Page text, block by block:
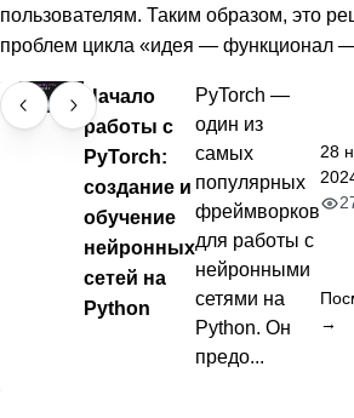
пользователям. Таким образом, это
проблем цикла «идея — функционал —
Начало
работы с
PyTorch:
создание и
обучение
нейронных
сетей на
Python
PyTorch —
один из
самых
популярных
фреймворков
для работы с
нейронными
сетями на
Python. Он
предо...
28
→